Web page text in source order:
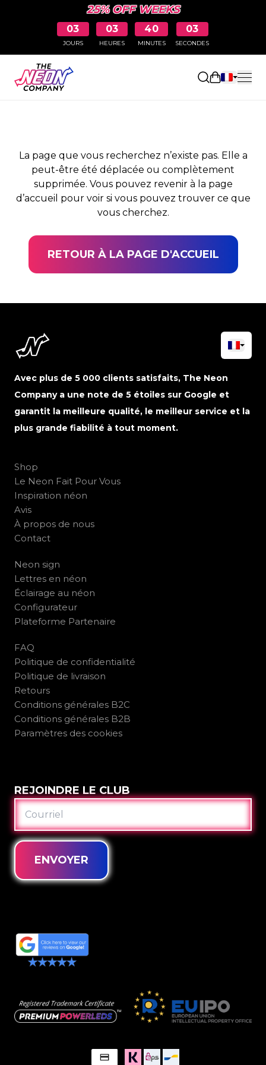
25% OFF WEEKS
03
JOURS
03
HEURES
40
MINUTES
03
SECONDES
Ouvrir le
PAGE NON TROUVÉE
La page que vous recherchez n’existe pas. Elle a
peut-être été déplacée ou complètement
supprimée. Vous pouvez revenir à la page
d’accueil pour voir si vous pouvez trouver ce que
vous cherchez.
RETOUR À LA PAGE D'ACCUEIL
Avec plus de 5 000 clients satisfaits, The Neon
Company a une note de 5 étoiles sur Google et
garantit la meilleure qualité, le meilleur service et la
plus grande fiabilité à tout moment.
Shop
Le Neon Fait Pour Vous
Inspiration néon
Avis
À propos de nous
Contact
Neon sign
Lettres en néon
Éclairage au néon
Configurateur
Plateforme Partenaire
FAQ
Politique de confidentialité
Politique de livraison
Retours
Conditions générales B2C
Conditions générales B2B
Paramètres des cookies
REJOINDRE LE CLUB
COURRIEL
ENVOYER